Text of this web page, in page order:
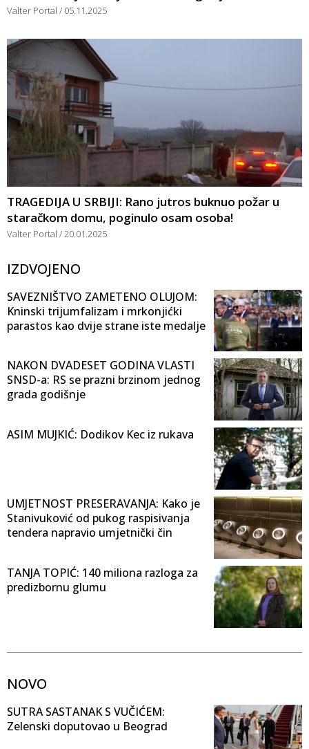
Valter Portal 05.11.2025
TRAGEDIJA U SRBIJI: Rano jutros buknuo požar u
staračkom domu, poginulo osam osoba!
Valter Portal 20.01.2025
IZDVOJENO
SAVEZNIŠTVO ZAMETENO OLUJOM:
Kninski trijumfalizam i mrkonjićki
parastos kao dvije strane iste medalje
NAKON DVADESET GODINA VLASTI
SNSD-a: RS se prazni brzinom jednog
grada godišnje
ASIM MUJKIĆ: Dodikov Kec iz rukava
UMJETNOST PRESERAVANJA: Kako je
Stanivuković od pukog raspisivanja
tendera napravio umjetnički čin
TANJA TOPIĆ: 140 miliona razloga za
predizbornu glumu
NOVO
SUTRA SASTANAK S VUČIĆEM:
Zelenski doputovao u Beograd